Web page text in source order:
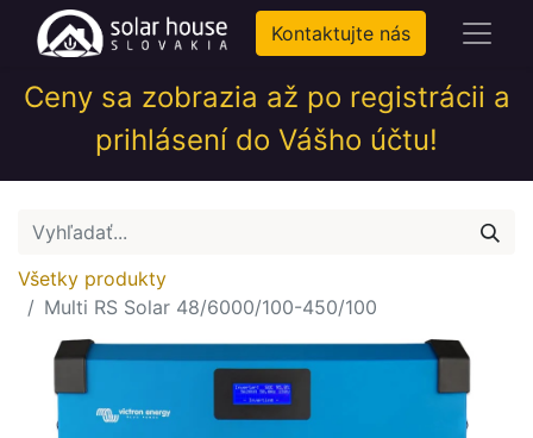
Kontaktujte nás
Ceny sa zobrazia až po registrácii a
prihlásení do Vášho účtu!
Všetky produkty
Multi RS Solar 48/6000/100-450/100